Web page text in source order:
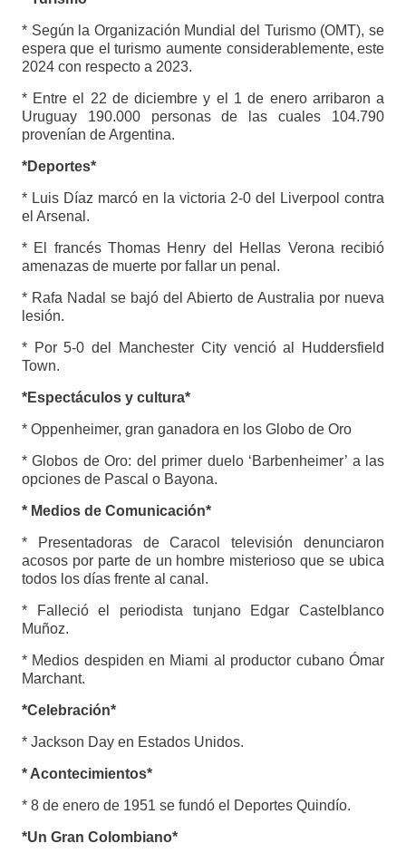
* Según la Organización Mundial del Turismo (OMT), se
espera que el turismo aumente considerablemente, este
2024 con respecto a 2023.
* Entre el 22 de diciembre y el 1 de enero arribaron a
Uruguay 190.000 personas de las cuales 104.790
provenían de Argentina.
*Deportes*
* Luis Díaz marcó en la victoria 2-0 del Liverpool contra
el Arsenal.
* El francés Thomas Henry del Hellas Verona recibió
amenazas de muerte por fallar un penal.
* Rafa Nadal se bajó del Abierto de Australia por nueva
lesión.
* Por 5-0 del Manchester City venció al Huddersfield
Town.
*Espectáculos y cultura*
* Oppenheimer, gran ganadora en los Globo de Oro
* Globos de Oro: del primer duelo ‘Barbenheimer’ a las
opciones de Pascal o Bayona.
* Medios de Comunicación*
* Presentadoras de Caracol televisión denunciaron
acosos por parte de un hombre misterioso que se ubica
todos los días frente al canal.
* Falleció el periodista tunjano Edgar Castelblanco
Muñoz.
* Medios despiden en Miami al productor cubano Ómar
Marchant.
*Celebración*
* Jackson Day en Estados Unidos.
* Acontecimientos*
* 8 de enero de 1951 se fundó el Deportes Quindío.
*Un Gran Colombiano*